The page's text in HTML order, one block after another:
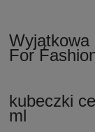
Wyjątkowa
For
kubeczki
ml